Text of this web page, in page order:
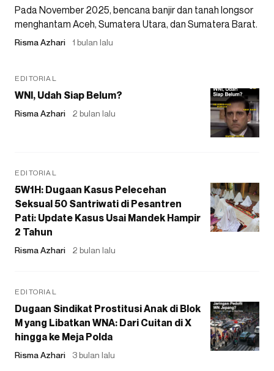
Pada November 2025, bencana banjir dan tanah longsor
menghantam Aceh, Sumatera Utara, dan Sumatera Barat.
Risma Azhari 1 bulan lalu
EDITORIAL
WNI, Udah Siap Belum?
Risma Azhari 2 bulan lalu
EDITORIAL
5W1H: Dugaan Kasus Pelecehan
Seksual 50 Santriwati di Pesantren
Pati: Update Kasus Usai Mandek Hampir
2 Tahun
Risma Azhari 2 bulan lalu
EDITORIAL
Dugaan Sindikat Prostitusi Anak di Blok
M yang Libatkan WNA: Dari Cuitan di X
hingga ke Meja Polda
Risma Azhari 3 bulan lalu